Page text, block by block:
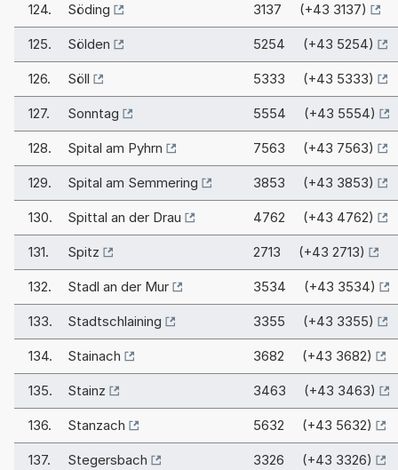
124. Söding 3137 (+43 3137)
125. Sölden 5254 (+43 5254)
126. Söll 5333 (+43 5333)
127. Sonntag 5554 (+43 5554)
128. Spital am Pyhrn 7563 (+43 7563)
129. Spital am Semmering 3853 (+43 3853)
130. Spittal an der Drau 4762 (+43 4762)
131. Spitz 2713 (+43 2713)
132. Stadl an der Mur 3534 (+43 3534)
133. Stadtschlaining 3355 (+43 3355)
134. Stainach 3682 (+43 3682)
135. Stainz 3463 (+43 3463)
136. Stanzach 5632 (+43 5632)
137. Stegersbach 3326 (+43 3326)